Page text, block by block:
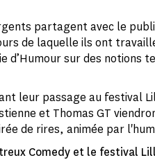
partagent avec le
de laquelle ils ont
d’Humour sur des notions
leur passage au festival
et Thomas GT
de rires, animée par
Comedy et le festival